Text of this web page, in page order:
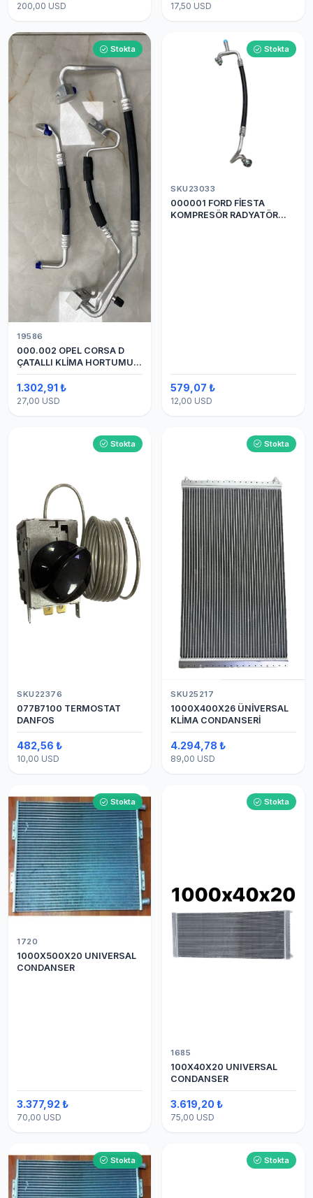
200,00 USD 17,50 USD
Stokta
19586
000.002 OPEL CORSA D
ÇATALLI KLİMA HORTUMU
(OEM:1320335)
1.302,91 ₺
27,00 USD
Stokta
SKU23033
000001 FORD FİESTA
KOMPRESÖR RADYATÖR
579,07 ₺
12,00 USD
Stokta
SKU22376
077B7100 TERMOSTAT
DANFOS
482,56 ₺
10,00 USD
Stokta
SKU25217
1000X400X26 ÜNİVERSAL
KLİMA CONDANSERİ
4.294,78 ₺
89,00 USD
Stokta
1720
1000X500X20 UNIVERSAL
CONDANSER
3.377,92 ₺
70,00 USD
Stokta
1685
100X40X20 UNIVERSAL
CONDANSER
3.619,20 ₺
75,00 USD
Stokta Stokta